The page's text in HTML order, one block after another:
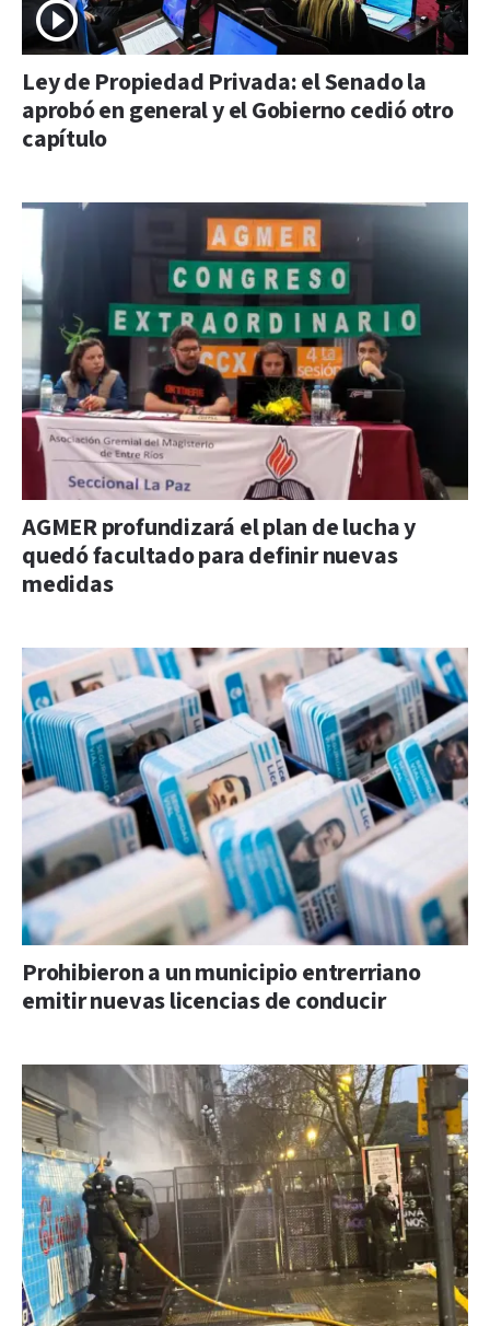
Ley de Propiedad Privada: el Senado la
aprobó en general y el Gobierno cedió otro
capítulo
AGMER profundizará el plan de lucha y
quedó facultado para definir nuevas
medidas
Prohibieron a un municipio entrerriano
emitir nuevas licencias de conducir